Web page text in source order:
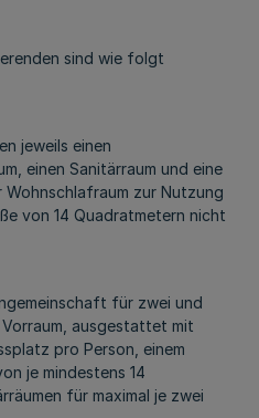
sind wie folgt
jeweils einen
einen Sanitärraum und eine
zur Nutzung
von 14 Quadratmetern nicht
für zwei und
ausgestattet mit
pro Person, einem
je mindestens 14
für maximal je zwei